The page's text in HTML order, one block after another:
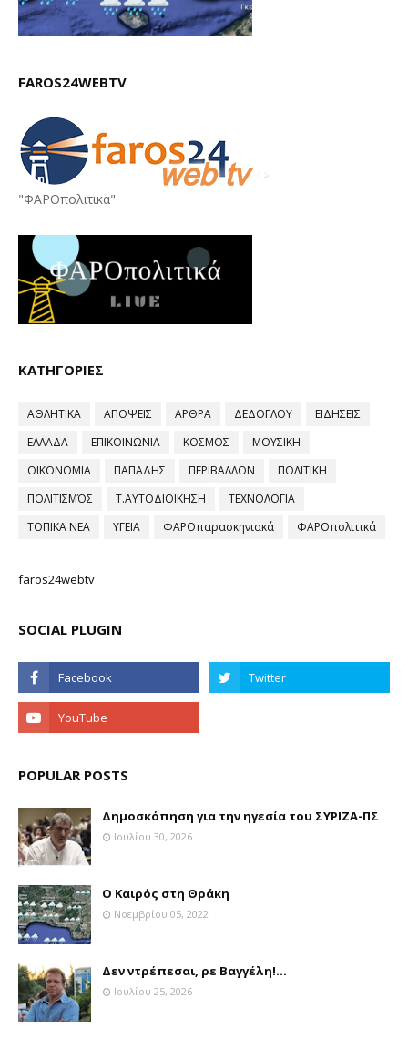
FAROS24WEBTV
"ΦΑΡΟπολιτικα"
ΚΑΤΗΓΟΡΙΕΣ
ΑΘΛΗΤΙΚΑ ΑΠΟΨΕΙΣ ΑΡΘΡΑ ΔΕΔΟΓΛΟΥ
ΕΙΔΗΣΕΙΣ
ΕΛΛΑΔΑ
ΕΠΙΚΟΙΝΩΝΙΑ ΚΟΣΜΟΣ
ΜΟΥΣΙΚΗ
ΟΙΚΟΝΟΜΙΑ
ΠΑΠΑΔΗΣ ΠΕΡΙΒΑΛΛΟΝ
ΠΟΛΙΤΙΚΗ
ΠΟΛΙΤΙΣΜΌΣ
Τ.ΑΥΤΟΔΙΟΙΚΗΣΗ
ΤΕΧΝΟΛΟΓΙΑ
ΤΟΠΙΚΑ ΝΕΑ
ΥΓΕΙΑ ΦΑΡΟπαρασκηνιακά ΦΑΡΟπολιτικά
faros24webtv
SOCIAL PLUGIN
POPULAR POSTS
Δημοσκόπηση για την ηγεσία του ΣΥΡΙΖΑ-ΠΣ
Ιουλίου 30, 2026
Ο Καιρός στη Θράκη
Νοεμβρίου 05, 2022
Δεν ντρέπεσαι, ρε Βαγγέλη!...
Ιουλίου 25, 2026